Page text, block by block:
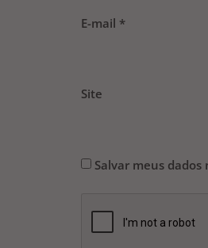
E-mail *
Site
Salvar meus